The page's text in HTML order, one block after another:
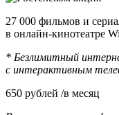
27 000 фильмов и
в онлайн-кинотеатре
* Безлимитный
с интерактивным
650 рублей /в месяц